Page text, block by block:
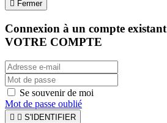
 Fermer
Connexion à un compte existant
VOTRE COMPTE
Se souvenir de moi
Mot de passe oublié
  S'IDENTIFIER